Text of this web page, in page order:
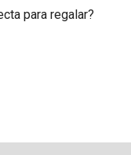
para regalar?